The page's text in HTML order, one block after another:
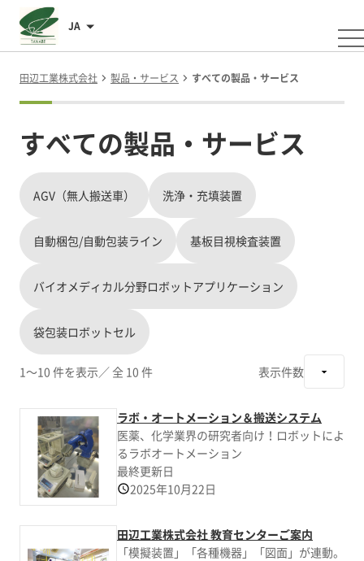
JA
田辺工業株式会社 製品・サービス すべての製品・サービス
すべての製品・サービス
AGV（無人搬送車） 洗浄・充填装置
自動梱包/自動包装ライン 基板目視検査装置
バイオメディカル分野ロボットアプリケーション
袋包装ロボットセル
1～10 件を表示／ 全 10 件 表示件数
ラボ・オートメーション＆搬送システム
医薬、化学業界の研究者向け！ロボットによ
るラボオートメーション
最終更新日
2025年10月22日
田辺工業株式会社 教育センターご案内
「模擬装置」「各種機器」「図面」が連動。